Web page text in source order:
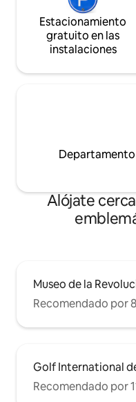
Estacionamiento
gratuito en las
instalaciones
Alójate
Museo de la
Recomendado por
Golf International
Recomendado por